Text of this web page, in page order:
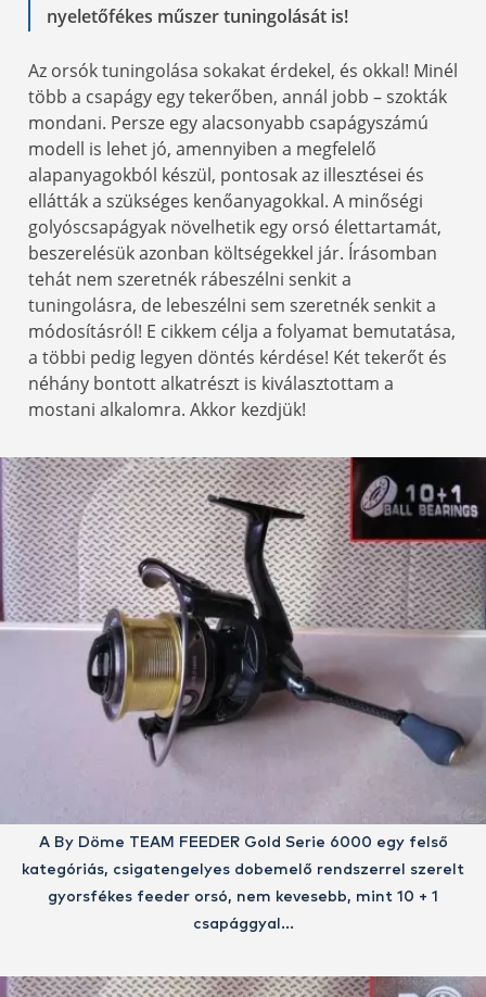
nyeletőfékes műszer tuningolását is!
Az orsók tuningolása sokakat érdekel, és okkal! Minél
több a csapágy egy tekerőben, annál jobb – szokták
mondani. Persze egy alacsonyabb csapágyszámú
modell is lehet jó, amennyiben a megfelelő
alapanyagokból készül, pontosak az illesztései és
ellátták a szükséges kenőanyagokkal. A minőségi
golyóscsapágyak növelhetik egy orsó élettartamát,
beszerelésük azonban költségekkel jár. Írásomban
tehát nem szeretnék rábeszélni senkit a
tuningolásra, de lebeszélni sem szeretnék senkit a
módosításról! E cikkem célja a folyamat bemutatása,
a többi pedig legyen döntés kérdése! Két tekerőt és
néhány bontott alkatrészt is kiválasztottam a
mostani alkalomra. Akkor kezdjük!
A By Döme TEAM FEEDER Gold Serie 6000 egy felső
kategóriás, csigatengelyes dobemelő rendszerrel szerelt
gyorsfékes feeder orsó, nem kevesebb, mint 10 + 1
csapággyal…